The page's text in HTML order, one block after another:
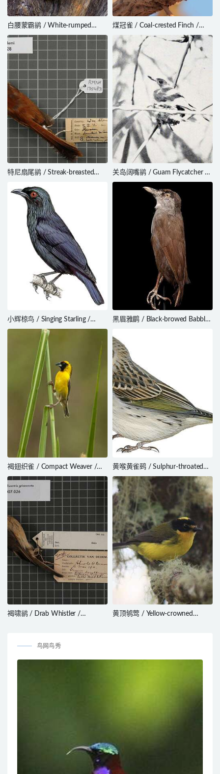
白腰蒙霸鹟 / White-rumped
Monjita / Xolmis velatus
煤冠雀 / Coal-crested Finch /
Charitospiza eucosma
特尼扇尾鹟 / Streak-breasted
关岛阔嘴鹟 / Guam Flycatcher /
Myiagra freycineti
小辉椋鸟 / Singing Starling /
Aplonis cantoroides
黑眉雅鹛 / Black-browed Babbler
褐翅织雀 / Compact Weaver /
Ploceus superciliosus
黄喉黄雀鹀 / Sulphur-throated
Finch / Sicalis taczanowskii
褐啸鹟 / Drab Whistler /
黄顶鸲莺 / Yellow-crowned
鸟网鸟秀